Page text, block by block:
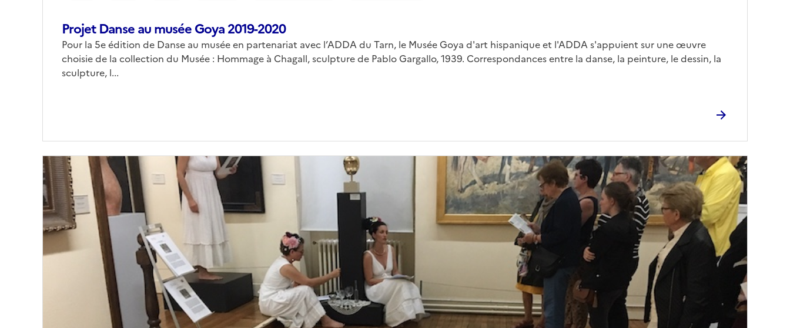
Projet Danse au musée Goya 2019-2020
Pour la 5e édition de Danse au musée en partenariat avec l’ADDA du Tarn, le Musée Goya d'art hispanique et l'ADDA s'appuient sur une œuvre
choisie de la collection du Musée : Hommage à Chagall, sculpture de Pablo Gargallo, 1939. Correspondances entre la danse, la peinture, le dessin, la
sculpture, l...